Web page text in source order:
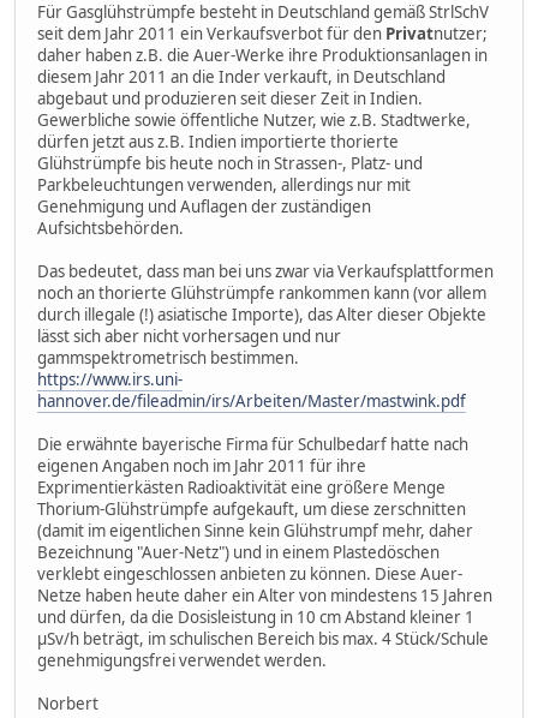
Für Gasglühstrümpfe besteht in Deutschland gemäß StrlSchV
seit dem Jahr 2011 ein Verkaufsverbot für den Privatnutzer;
daher haben z.B. die Auer-Werke ihre Produktionsanlagen in
diesem Jahr 2011 an die Inder verkauft, in Deutschland
abgebaut und produzieren seit dieser Zeit in Indien.
Gewerbliche sowie öffentliche Nutzer, wie z.B. Stadtwerke,
dürfen jetzt aus z.B. Indien importierte thorierte
Glühstrümpfe bis heute noch in Strassen-, Platz- und
Parkbeleuchtungen verwenden, allerdings nur mit
Genehmigung und Auflagen der zuständigen
Aufsichtsbehörden.
Das bedeutet, dass man bei uns zwar via Verkaufsplattformen
noch an thorierte Glühstrümpfe rankommen kann (vor allem
durch illegale (!) asiatische Importe), das Alter dieser Objekte
lässt sich aber nicht vorhersagen und nur
gammspektrometrisch bestimmen.
https://www.irs.uni-
hannover.de/fileadmin/irs/Arbeiten/Master/mastwink.pdf
Die erwähnte bayerische Firma für Schulbedarf hatte nach
eigenen Angaben noch im Jahr 2011 für ihre
Exprimentierkästen Radioaktivität eine größere Menge
Thorium-Glühstrümpfe aufgekauft, um diese zerschnitten
(damit im eigentlichen Sinne kein Glühstrumpf mehr, daher
Bezeichnung "Auer-Netz") und in einem Plastedöschen
verklebt eingeschlossen anbieten zu können. Diese Auer-
Netze haben heute daher ein Alter von mindestens 15 Jahren
und dürfen, da die Dosisleistung in 10 cm Abstand kleiner 1
µSv/h beträgt, im schulischen Bereich bis max. 4 Stück/Schule
genehmigungsfrei verwendet werden.
Norbert